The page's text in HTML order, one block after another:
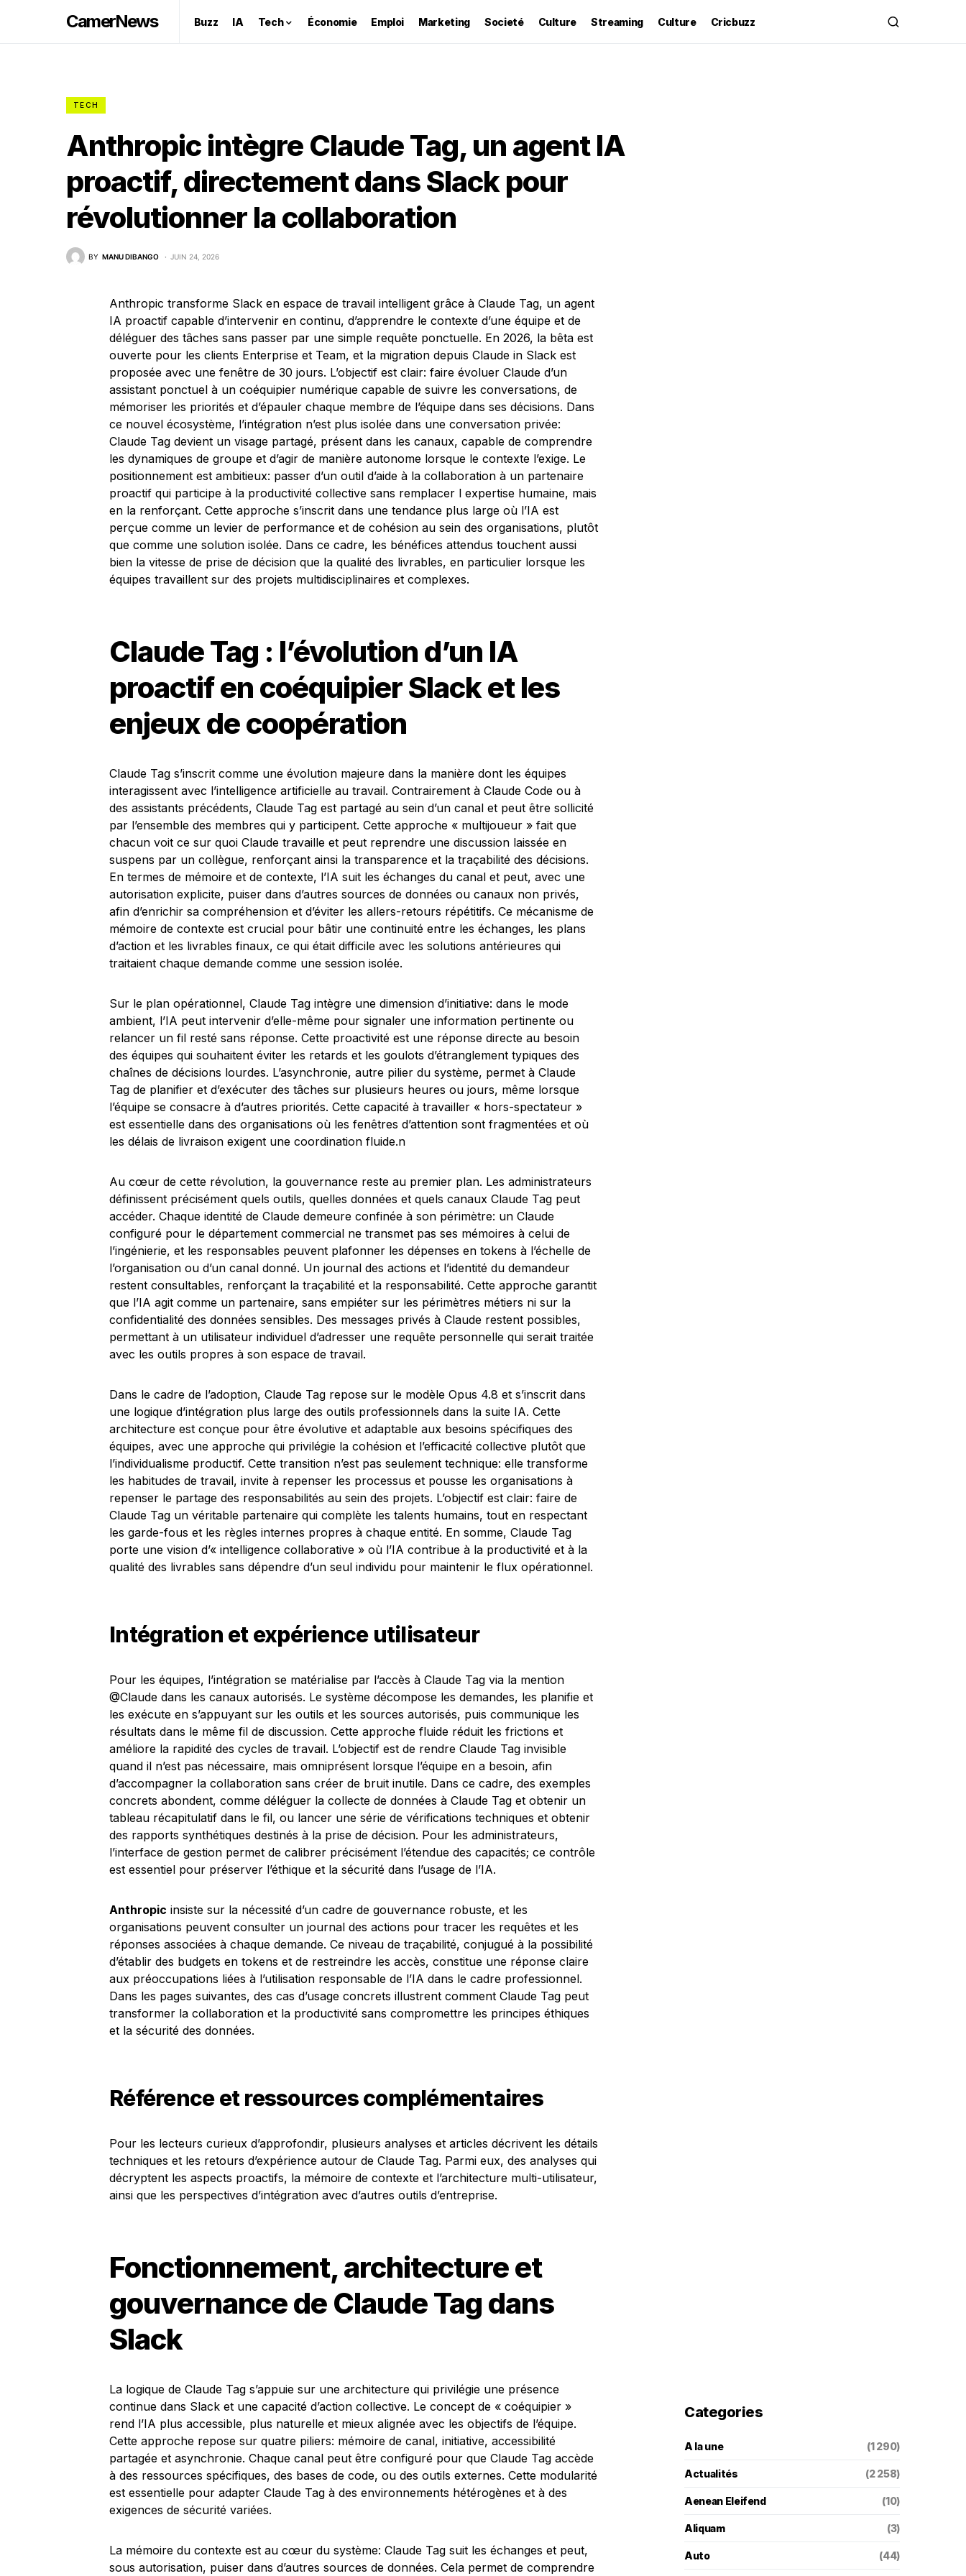
CamerNews Buzz IA Tech Économie Emploi Marketing Societé Culture Streaming Culture Cricbuzz
TECH
Anthropic intègre Claude Tag, un agent IA
proactif, directement dans Slack pour
révolutionner la collaboration
BY MANU DIBANGO JUIN 24, 2026
Anthropic transforme Slack en espace de travail intelligent grâce à Claude Tag, un agent
IA proactif capable d’intervenir en continu, d’apprendre le contexte d’une équipe et de
déléguer des tâches sans passer par une simple requête ponctuelle. En 2026, la bêta est
ouverte pour les clients Enterprise et Team, et la migration depuis Claude in Slack est
proposée avec une fenêtre de 30 jours. L’objectif est clair: faire évoluer Claude d’un
assistant ponctuel à un coéquipier numérique capable de suivre les conversations, de
mémoriser les priorités et d’épauler chaque membre de l’équipe dans ses décisions. Dans
ce nouvel écosystème, l’intégration n’est plus isolée dans une conversation privée:
Claude Tag devient un visage partagé, présent dans les canaux, capable de comprendre
les dynamiques de groupe et d’agir de manière autonome lorsque le contexte l’exige. Le
positionnement est ambitieux: passer d’un outil d’aide à la collaboration à un partenaire
proactif qui participe à la productivité collective sans remplacer l expertise humaine, mais
en la renforçant. Cette approche s’inscrit dans une tendance plus large où l’IA est
perçue comme un levier de performance et de cohésion au sein des organisations, plutôt
que comme une solution isolée. Dans ce cadre, les bénéfices attendus touchent aussi
bien la vitesse de prise de décision que la qualité des livrables, en particulier lorsque les
équipes travaillent sur des projets multidisciplinaires et complexes.
Claude Tag : l’évolution d’un IA
proactif en coéquipier Slack et les
enjeux de coopération
Claude Tag s’inscrit comme une évolution majeure dans la manière dont les équipes
interagissent avec l’intelligence artificielle au travail. Contrairement à Claude Code ou à
des assistants précédents, Claude Tag est partagé au sein d’un canal et peut être sollicité
par l’ensemble des membres qui y participent. Cette approche « multijoueur » fait que
chacun voit ce sur quoi Claude travaille et peut reprendre une discussion laissée en
suspens par un collègue, renforçant ainsi la transparence et la traçabilité des décisions.
En termes de mémoire et de contexte, l’IA suit les échanges du canal et peut, avec une
autorisation explicite, puiser dans d’autres sources de données ou canaux non privés,
afin d’enrichir sa compréhension et d’éviter les allers-retours répétitifs. Ce mécanisme de
mémoire de contexte est crucial pour bâtir une continuité entre les échanges, les plans
d’action et les livrables finaux, ce qui était difficile avec les solutions antérieures qui
traitaient chaque demande comme une session isolée.
Sur le plan opérationnel, Claude Tag intègre une dimension d’initiative: dans le mode
ambient, l’IA peut intervenir d’elle-même pour signaler une information pertinente ou
relancer un fil resté sans réponse. Cette proactivité est une réponse directe au besoin
des équipes qui souhaitent éviter les retards et les goulots d’étranglement typiques des
chaînes de décisions lourdes. L’asynchronie, autre pilier du système, permet à Claude
Tag de planifier et d’exécuter des tâches sur plusieurs heures ou jours, même lorsque
l’équipe se consacre à d’autres priorités. Cette capacité à travailler « hors-spectateur »
est essentielle dans des organisations où les fenêtres d’attention sont fragmentées et où
les délais de livraison exigent une coordination fluide.n
Au cœur de cette révolution, la gouvernance reste au premier plan. Les administrateurs
définissent précisément quels outils, quelles données et quels canaux Claude Tag peut
accéder. Chaque identité de Claude demeure confinée à son périmètre: un Claude
configuré pour le département commercial ne transmet pas ses mémoires à celui de
l’ingénierie, et les responsables peuvent plafonner les dépenses en tokens à l’échelle de
l’organisation ou d’un canal donné. Un journal des actions et l’identité du demandeur
restent consultables, renforçant la traçabilité et la responsabilité. Cette approche garantit
que l’IA agit comme un partenaire, sans empiéter sur les périmètres métiers ni sur la
confidentialité des données sensibles. Des messages privés à Claude restent possibles,
permettant à un utilisateur individuel d’adresser une requête personnelle qui serait traitée
avec les outils propres à son espace de travail.
Dans le cadre de l’adoption, Claude Tag repose sur le modèle Opus 4.8 et s’inscrit dans
une logique d’intégration plus large des outils professionnels dans la suite IA. Cette
architecture est conçue pour être évolutive et adaptable aux besoins spécifiques des
équipes, avec une approche qui privilégie la cohésion et l’efficacité collective plutôt que
l’individualisme productif. Cette transition n’est pas seulement technique: elle transforme
les habitudes de travail, invite à repenser les processus et pousse les organisations à
repenser le partage des responsabilités au sein des projets. L’objectif est clair: faire de
Claude Tag un véritable partenaire qui complète les talents humains, tout en respectant
les garde-fous et les règles internes propres à chaque entité. En somme, Claude Tag
porte une vision d’« intelligence collaborative » où l’IA contribue à la productivité et à la
qualité des livrables sans dépendre d’un seul individu pour maintenir le flux opérationnel.
Intégration et expérience utilisateur
Pour les équipes, l’intégration se matérialise par l’accès à Claude Tag via la mention
@Claude dans les canaux autorisés. Le système décompose les demandes, les planifie et
les exécute en s’appuyant sur les outils et les sources autorisés, puis communique les
résultats dans le même fil de discussion. Cette approche fluide réduit les frictions et
améliore la rapidité des cycles de travail. L’objectif est de rendre Claude Tag invisible
quand il n’est pas nécessaire, mais omniprésent lorsque l’équipe en a besoin, afin
d’accompagner la collaboration sans créer de bruit inutile. Dans ce cadre, des exemples
concrets abondent, comme déléguer la collecte de données à Claude Tag et obtenir un
tableau récapitulatif dans le fil, ou lancer une série de vérifications techniques et obtenir
des rapports synthétiques destinés à la prise de décision. Pour les administrateurs,
l’interface de gestion permet de calibrer précisément l’étendue des capacités; ce contrôle
est essentiel pour préserver l’éthique et la sécurité dans l’usage de l’IA.
Anthropic insiste sur la nécessité d’un cadre de gouvernance robuste, et les
organisations peuvent consulter un journal des actions pour tracer les requêtes et les
réponses associées à chaque demande. Ce niveau de traçabilité, conjugué à la possibilité
d’établir des budgets en tokens et de restreindre les accès, constitue une réponse claire
aux préoccupations liées à l’utilisation responsable de l’IA dans le cadre professionnel.
Dans les pages suivantes, des cas d’usage concrets illustrent comment Claude Tag peut
transformer la collaboration et la productivité sans compromettre les principes éthiques
et la sécurité des données.
Référence et ressources complémentaires
Pour les lecteurs curieux d’approfondir, plusieurs analyses et articles décrivent les détails
techniques et les retours d’expérience autour de Claude Tag. Parmi eux, des analyses qui
décryptent les aspects proactifs, la mémoire de contexte et l’architecture multi-utilisateur,
ainsi que les perspectives d’intégration avec d’autres outils d’entreprise.
Fonctionnement, architecture et
gouvernance de Claude Tag dans
Slack
La logique de Claude Tag s’appuie sur une architecture qui privilégie une présence
continue dans Slack et une capacité d’action collective. Le concept de « coéquipier »
rend l’IA plus accessible, plus naturelle et mieux alignée avec les objectifs de l’équipe.
Cette approche repose sur quatre piliers: mémoire de canal, initiative, accessibilité
partagée et asynchronie. Chaque canal peut être configuré pour que Claude Tag accède
à des ressources spécifiques, des bases de code, ou des outils externes. Cette modularité
est essentielle pour adapter Claude Tag à des environnements hétérogènes et à des
exigences de sécurité variées.
La mémoire du contexte est au cœur du système: Claude Tag suit les échanges et peut,
sous autorisation, puiser dans d’autres sources de données. Cela permet de comprendre
Categories
A la une (1 290)
Actualités (2 258)
Aenean Eleifend (10)
Aliquam (3)
Auto (44)